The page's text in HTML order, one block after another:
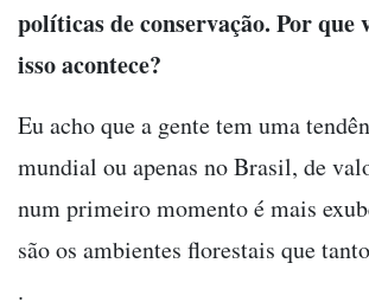
políticas de conservação. Por que
isso acontece?
Eu acho que a gente tem uma
mundial ou apenas no Brasil, de
num primeiro momento é mais
são os ambientes florestais que
.